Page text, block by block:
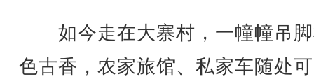
如今走在大寨村，一幢幢吊
色古香，农家旅馆、私家车随处